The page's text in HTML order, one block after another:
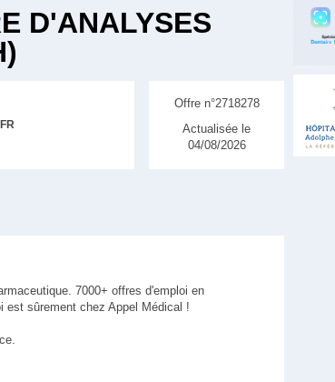
D'ANALYSES
FR
Offre n°2718278
Actualisée le
04/08/2026
7000+ offres d'emploi en
est sûrement chez Appel Médical !